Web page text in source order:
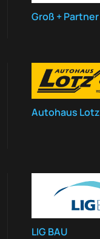
Groß + Partner
Autohaus Lotz
LIG BAU